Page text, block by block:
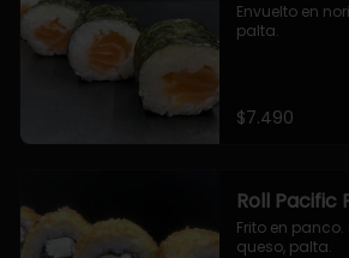
Envuelto en
palta.
$7.490
Roll Pacific
Frito en
queso, palta.